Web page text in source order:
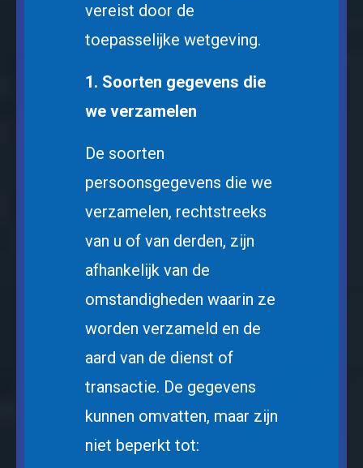
vereist door de
toepasselijke wetgeving.
1. Soorten gegevens die
we verzamelen
De soorten
persoonsgegevens die we
verzamelen, rechtstreeks
van u of van derden, zijn
afhankelijk van de
omstandigheden waarin ze
worden verzameld en de
aard van de dienst of
transactie. De gegevens
kunnen omvatten, maar zijn
niet beperkt tot: